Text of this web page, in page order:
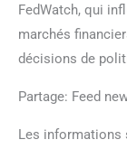
FedWatch, qui
marchés
décisions de
Partage: Feed
Les informations